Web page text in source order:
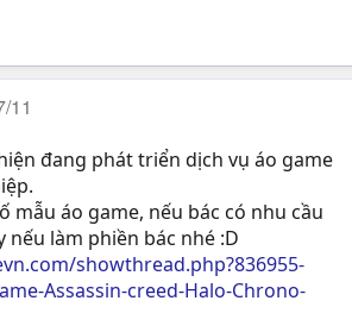
11
đang phát triển dịch vụ áo game
mẫu áo game, nếu bác có nhu cầu
nếu làm phiền bác nhé :D
showthread.php?836955-
Assassin-creed-Halo-Chrono-